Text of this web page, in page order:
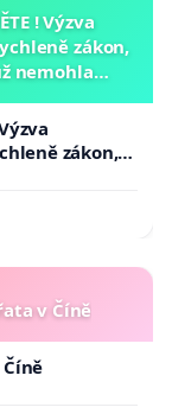
! Výzva
zákon,
nemohla
zákon,
opakovat!
v Číně